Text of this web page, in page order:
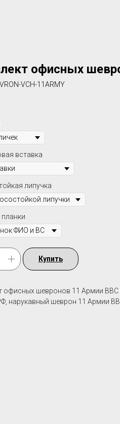
офисных
VCH-11ARMY
вставка
липучка
Купить
офисных шевронов 11 Армии ВВС
нарукавный шеврон 11 Армии